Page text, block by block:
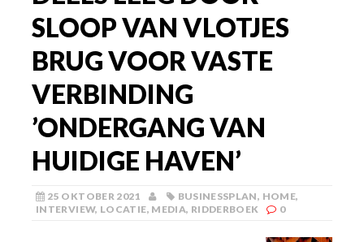
SLOOP VAN VLOTJES
BRUG VOOR VASTE
VERBINDING
’ONDERGANG VAN
HUIDIGE HAVEN’
25 OKTOBER 2021 BUSINESSPLAN, HOME,
INTERVIEW, LOCATIE, MEDIA, RIDDERBOEK 0